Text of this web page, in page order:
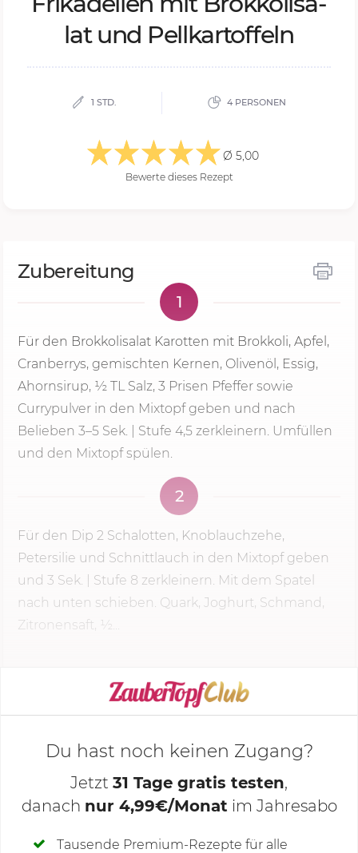
lat und Pell­kar­tof­feln
1 STD. 4 PERSONEN
Ø 5,00
Bewerte dieses Rezept
Zubereitung
1
Für den Brokkolisalat Karotten mit Brokkoli, Apfel,
Cranberrys, gemischten Kernen, Olivenöl, Essig,
Ahornsirup, ½ TL Salz, 3 Prisen Pfeffer sowie
Currypulver in den Mixtopf geben und nach
Belieben 3–5 Sek. | Stufe 4,5 zerkleinern. Umfüllen
und den Mixtopf spülen.
2
Für den Dip 2 Schalotten, Knoblauchzehe,
Petersilie und Schnittlauch in den Mixtopf geben
und 3 Sek. Stufe 8 zerkleinern. Mit dem Spatel
nach unten schieben. Quark, Joghurt, Schmand,
Zitronensaft, ½...
KOCHMODUS STARTEN
Deine Notizen
Du hast noch keinen Zugang?
Jetzt 31 Tage gratis testen,
danach nur 4,99€/Monat im Jahresabo
Tausende Premium-Rezepte für alle